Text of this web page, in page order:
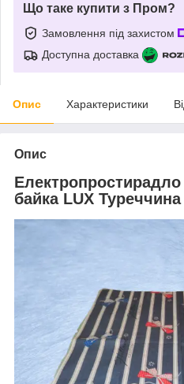
Що таке купити з Пром?
Замовлення під захистом
Доступна доставка
Опис Характеристики
Опис
байка LUX